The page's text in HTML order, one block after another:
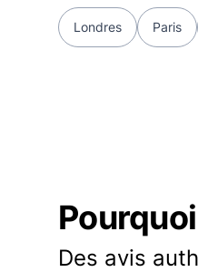
Londres Paris
Des avis